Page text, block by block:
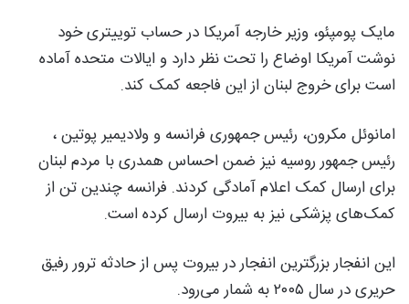
مایک پومپئو، وزیر خارجه آمریکا در حساب توییتری خود
نوشت آمریکا اوضاع را تحت نظر دارد و ایالات متحده آماده‌
است برای خروج لبنان از این فاجعه کمک کند.
امانوئل مکرون، رئیس جمهوری فرانسه و ولادیمیر پوتین ،
رئیس جمهور روسیه نیز ضمن احساس همدری با مردم لبنان
برای ارسال کمک اعلام آمادگی کردند. فرانسه چندین تن از
کمک‌های پزشکی نیز به بیروت ارسال کرده است.
این انفجار بزرگترین انفجار در بیروت پس از حادثه ترور رفیق
حریری در سال ۲۰۰۵ به شمار می‌رود.